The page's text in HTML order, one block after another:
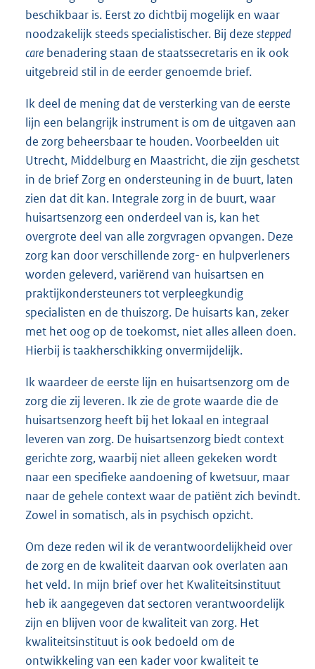
beschikbaar is. Eerst zo dichtbij mogelijk en waar
noodzakelijk steeds specialistischer. Bij deze stepped
care benadering staan de staatssecretaris en ik ook
uitgebreid stil in de eerder genoemde brief.
Ik deel de mening dat de versterking van de eerste
lijn een belangrijk instrument is om de uitgaven aan
de zorg beheersbaar te houden. Voorbeelden uit
Utrecht, Middelburg en Maastricht, die zijn geschetst
in de brief Zorg en ondersteuning in de buurt, laten
zien dat dit kan. Integrale zorg in de buurt, waar
huisartsenzorg een onderdeel van is, kan het
overgrote deel van alle zorgvragen opvangen. Deze
zorg kan door verschillende zorg- en hulpverleners
worden geleverd, variërend van huisartsen en
praktijkondersteuners tot verpleegkundig
specialisten en de thuiszorg. De huisarts kan, zeker
met het oog op de toekomst, niet alles alleen doen.
Hierbij is taakherschikking onvermijdelijk.
Ik waardeer de eerste lijn en huisartsenzorg om de
zorg die zij leveren. Ik zie de grote waarde die de
huisartsenzorg heeft bij het lokaal en integraal
leveren van zorg. De huisartsenzorg biedt context
gerichte zorg, waarbij niet alleen gekeken wordt
naar een specifieke aandoening of kwetsuur, maar
naar de gehele context waar de patiënt zich bevindt.
Zowel in somatisch, als in psychisch opzicht.
Om deze reden wil ik de verantwoordelijkheid over
de zorg en de kwaliteit daarvan ook overlaten aan
het veld. In mijn brief over het Kwaliteitsinstituut
heb ik aangegeven dat sectoren verantwoordelijk
zijn en blijven voor de kwaliteit van zorg. Het
kwaliteitsinstituut is ook bedoeld om de
ontwikkeling van een kader voor kwaliteit te